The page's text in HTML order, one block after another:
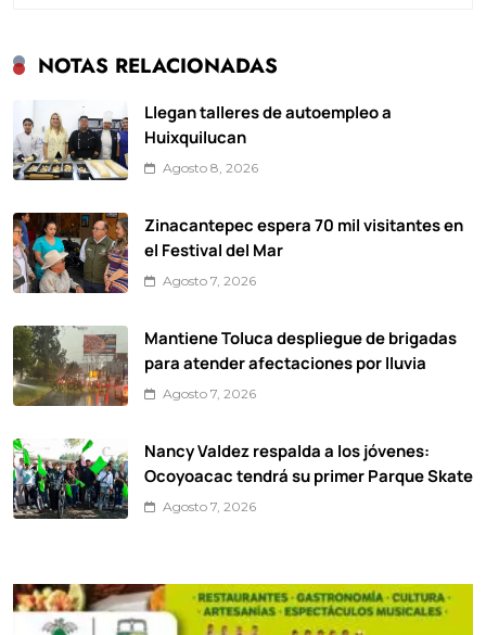
NOTAS RELACIONADAS
Llegan talleres de autoempleo a
Huixquilucan
Agosto 8, 2026
Zinacantepec espera 70 mil visitantes en
el Festival del Mar
Agosto 7, 2026
Mantiene Toluca despliegue de brigadas
para atender afectaciones por lluvia
Agosto 7, 2026
Nancy Valdez respalda a los jóvenes:
Ocoyoacac tendrá su primer Parque Skate
Agosto 7, 2026